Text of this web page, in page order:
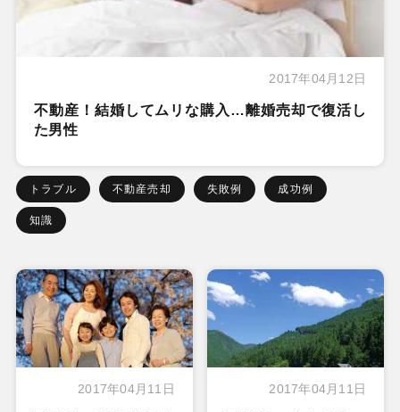
2017年04月12日
不動産！結婚してムリな購入…離婚売却で復活し
た男性
トラブル 不動産売却 失敗例 成功例
知識
2017年04月11日 2017年04月11日